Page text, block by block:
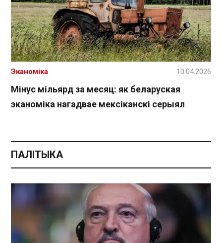
Мінус мільярд за месяц: як беларуская
эканоміка нагадвае мексіканскі серыял
Эканоміка 10.04.2026
ПАЛІТЫКА